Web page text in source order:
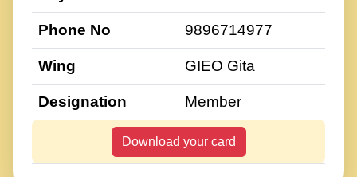
Phone No 9896714977
Wing GIEO Gita
Designation Member
Download your card